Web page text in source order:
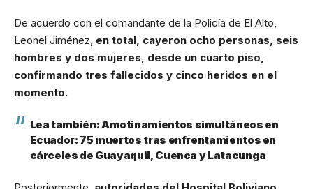
De acuerdo con el comandante de la Policía de El Alto,
Leonel Jiménez, en total, cayeron ocho personas, seis
hombres y dos mujeres, desde un cuarto piso,
confirmando tres fallecidos y cinco heridos en el
momento.
Lea también:Amotinamientos simultáneos en
Ecuador: 75 muertos tras enfrentamientos en
cárceles de Guayaquil, Cuenca y Latacunga